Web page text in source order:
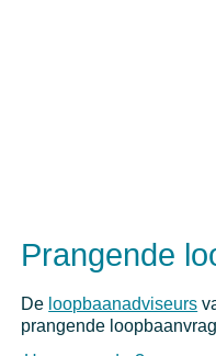
Prangende
De loopbaanadviseurs
prangende